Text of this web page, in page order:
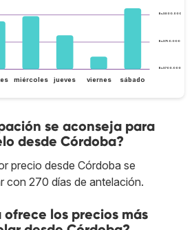
Bs.S700.000
Bs.S750.000
Bs.S800.000
miércoles jueves viernes sábado
se aconseja para
desde Córdoba?
precio desde Córdoba se
con 270 días de antelación.
los precios más